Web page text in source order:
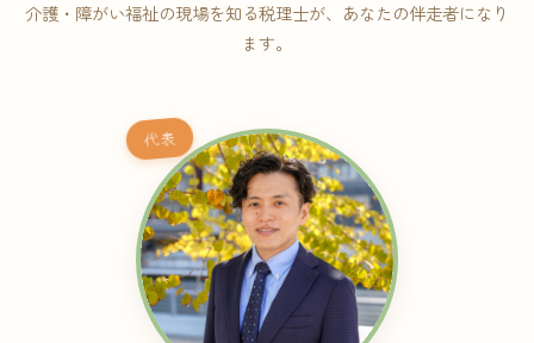
介護・障がい福祉の現場を知る税理士が、あなたの伴走者になり
ます。
代表